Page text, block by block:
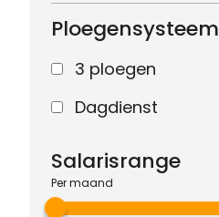
Ploegensysteem
3 ploegen
Dagdienst
Salarisrange
Per maand